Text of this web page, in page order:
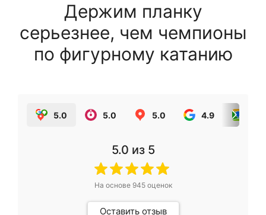
Держим планку
серьезнее, чем чемпионы
по фигурному катанию
5.0 5.0 5.0 4.9
5.0 из 5
На основе 945оценок
Оставить отзыв